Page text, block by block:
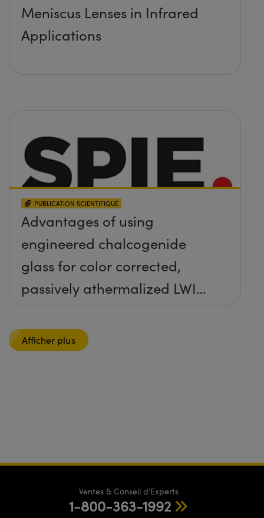
Meniscus Lenses in Infrared
Applications
PUBLICATION SCIENTIFIQUE
Advantages of using
engineered chalcogenide
glass for color corrected,
passively athermalized LWIR
Afficher plus
Ventes & Conseil d’Experts
1-800-363-1992